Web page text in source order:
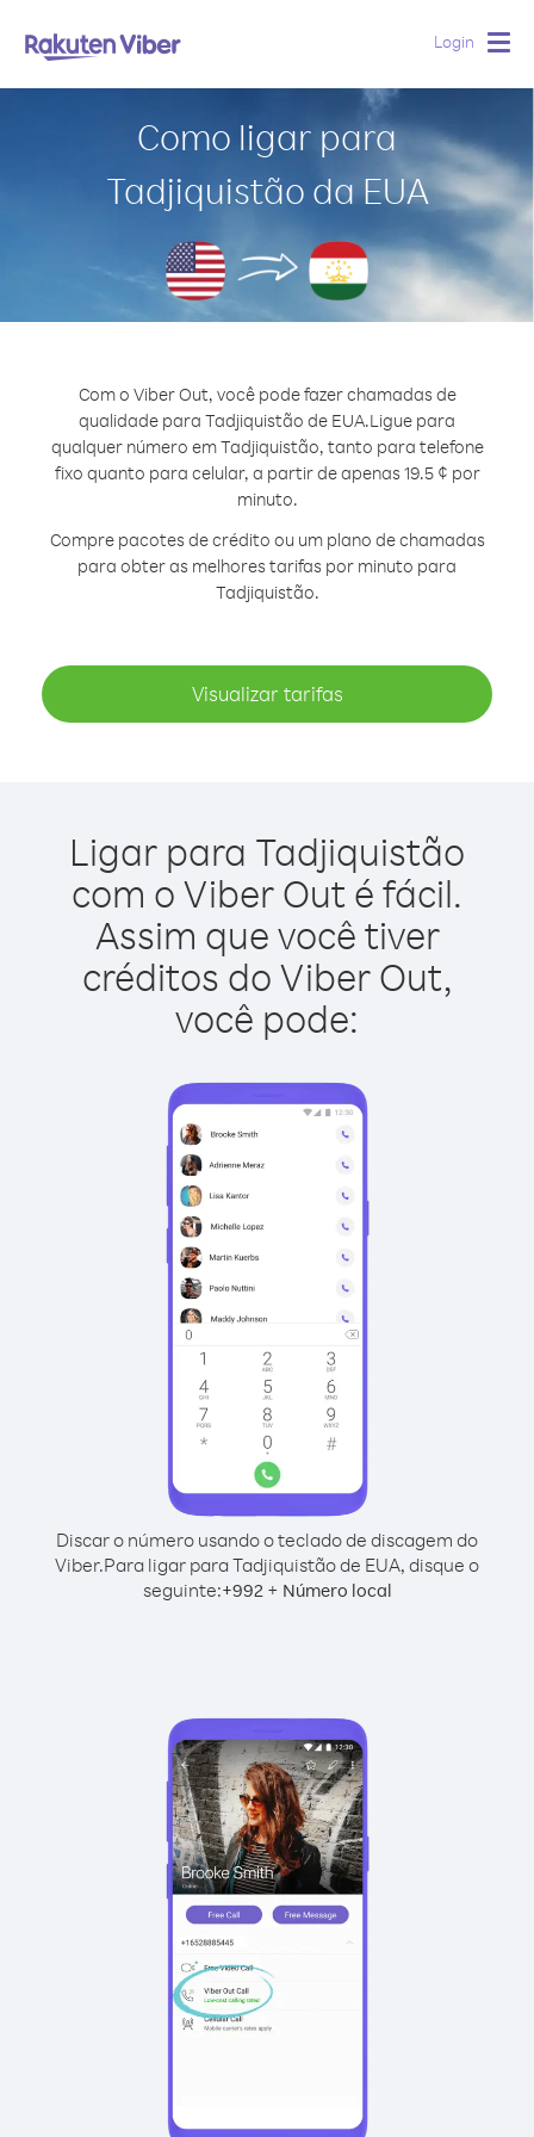
Login
Como ligar para
Tadjiquistão da EUA
Com o Viber Out, você pode fazer chamadas de
qualidade para Tadjiquistão de EUA.Ligue para
qualquer número em Tadjiquistão, tanto para telefone
fixo quanto para celular, a partir de apenas 19.5 ¢ por
minuto.
Compre pacotes de crédito ou um plano de chamadas
para obter as melhores tarifas por minuto para
Tadjiquistão.
Visualizar tarifas
Ligar para Tadjiquistão
com o Viber Out é fácil.
Assim que você tiver
créditos do Viber Out,
você pode:
Discar o número usando o teclado de discagem do
Viber.Para ligar para Tadjiquistão de EUA, disque o
seguinte:+992+ Número local